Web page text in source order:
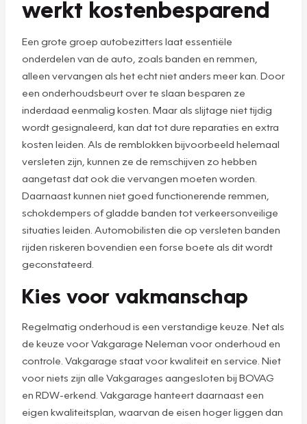
werkt kostenbesparend
Een grote groep autobezitters laat essentiële
onderdelen van de auto, zoals banden en remmen,
alleen vervangen als het echt niet anders meer kan. Door
een onderhoudsbeurt over te slaan besparen ze
inderdaad eenmalig kosten. Maar als slijtage niet tijdig
wordt gesignaleerd, kan dat tot dure reparaties en extra
kosten leiden. Als de remblokken bijvoorbeeld helemaal
versleten zijn, kunnen ze de remschijven zo hebben
aangetast dat ook die vervangen moeten worden.
Daarnaast kunnen niet goed functionerende remmen,
schokdempers of gladde banden tot verkeersonveilige
situaties leiden. Automobilisten die op versleten banden
rijden riskeren bovendien een forse boete als dit wordt
geconstateerd.
Kies voor vakmanschap
Regelmatig onderhoud is een verstandige keuze. Net als
de keuze voor Vakgarage Neleman voor onderhoud en
controle. Vakgarage staat voor kwaliteit en service. Niet
voor niets zijn alle Vakgarages aangesloten bij BOVAG
en RDW-erkend. Vakgarage hanteert daarnaast een
eigen kwaliteitsplan, waarvan de eisen hoger liggen dan